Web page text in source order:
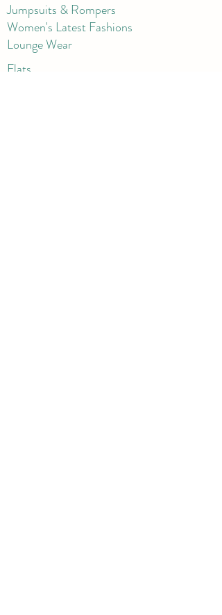
Jumpsuits & Rompers
Women's Latest Fashions
Lounge Wear
Flats